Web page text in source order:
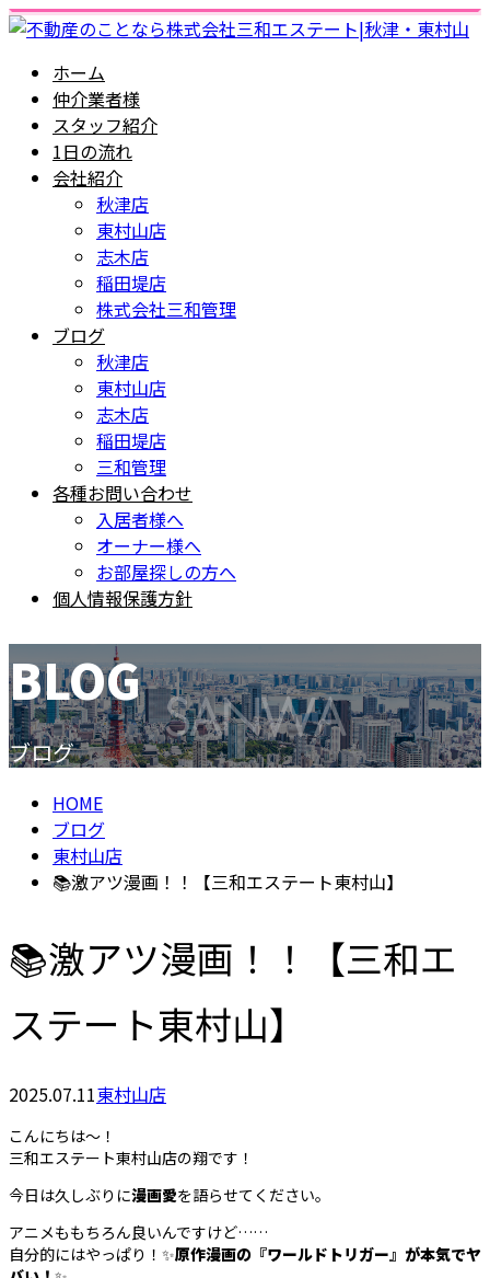
ホーム
仲介業者様
スタッフ紹介
1日の流れ
会社紹介
秋津店
東村山店
志木店
稲田堤店
株式会社三和管理
ブログ
秋津店
東村山店
志木店
稲田堤店
三和管理
各種お問い合わせ
入居者様へ
オーナー様へ
お部屋探しの方へ
個人情報保護方針
BLOG
ブログ
HOME
ブログ
東村山店
📚激アツ漫画！！【三和エステート東村山】
📚激アツ漫画！！【三和エ
ステート東村山】
2025.07.11東村山店
こんにちは〜！
三和エステート東村山店の翔です！
今日は久しぶりに漫画愛を語らせてください。
アニメももちろん良いんですけど……
自分的にはやっぱり！✨原作漫画の『ワールドトリガー』が本気でヤ